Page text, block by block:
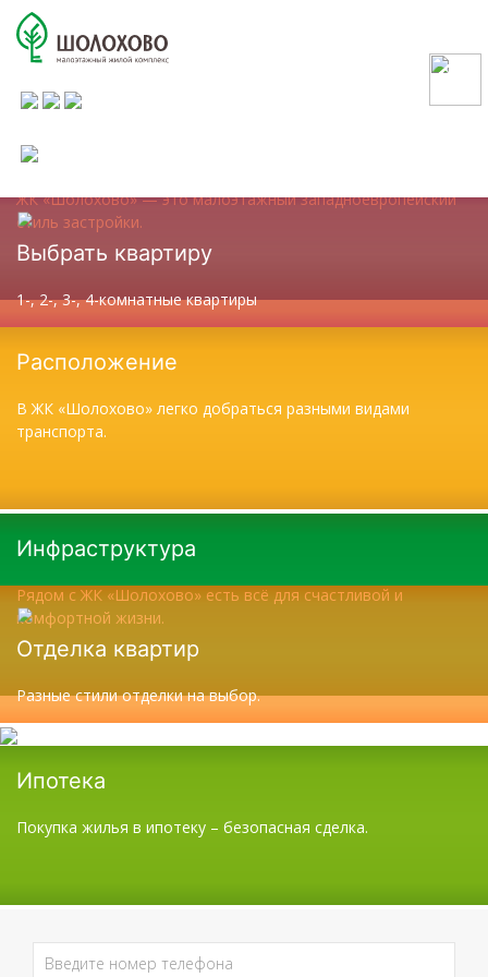
ещё
МАЛОЭТАЖНЫЙ ЖИЛОЙ КОМПЛЕКС
в 20 минутах от Москвы по Дмитровскому шоссе
О проекте
ЖК «Шолохово» — это малоэтажный западноевропейский
стиль застройки.
Выбрать квартиру
1-, 2-, 3-, 4-комнатные квартиры
Расположение
В ЖК «Шолохово» легко добраться разными видами
транспорта.
Инфраструктура
Рядом с ЖК «Шолохово» есть всё для счастливой и
комфортной жизни.
Отделка квартир
Разные стили отделки на выбор.
Ипотека
Покупка жилья в ипотеку – безопасная сделка.